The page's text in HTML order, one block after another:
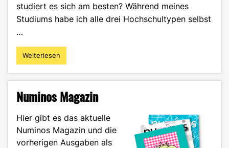
studiert es sich am besten? Während meines
Studiums habe ich alle drei Hochschultypen selbst
…
"Teuer,
elitär,
ehrlicher
auf
drei
Hochschultypen"
Weiterlesen
Numinos Magazin
Hier gibt es das aktuelle
Numinos Magazin und die
vorherigen Ausgaben als